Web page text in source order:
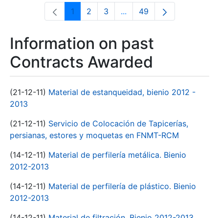
Page
1 Page
2 Page
3 ...Intermediate Pages Use
Page
49
Information on past
Contracts Awarded
(21-12-11) Material de estanqueidad, bienio 2012 -
2013
(21-12-11) Servicio de Colocación de Tapicerías,
persianas, estores y moquetas en FNMT-RCM
(14-12-11) Material de perfilería metálica. Bienio
2012-2013
(14-12-11) Material de perfilería de plástico. Bienio
2012-2013